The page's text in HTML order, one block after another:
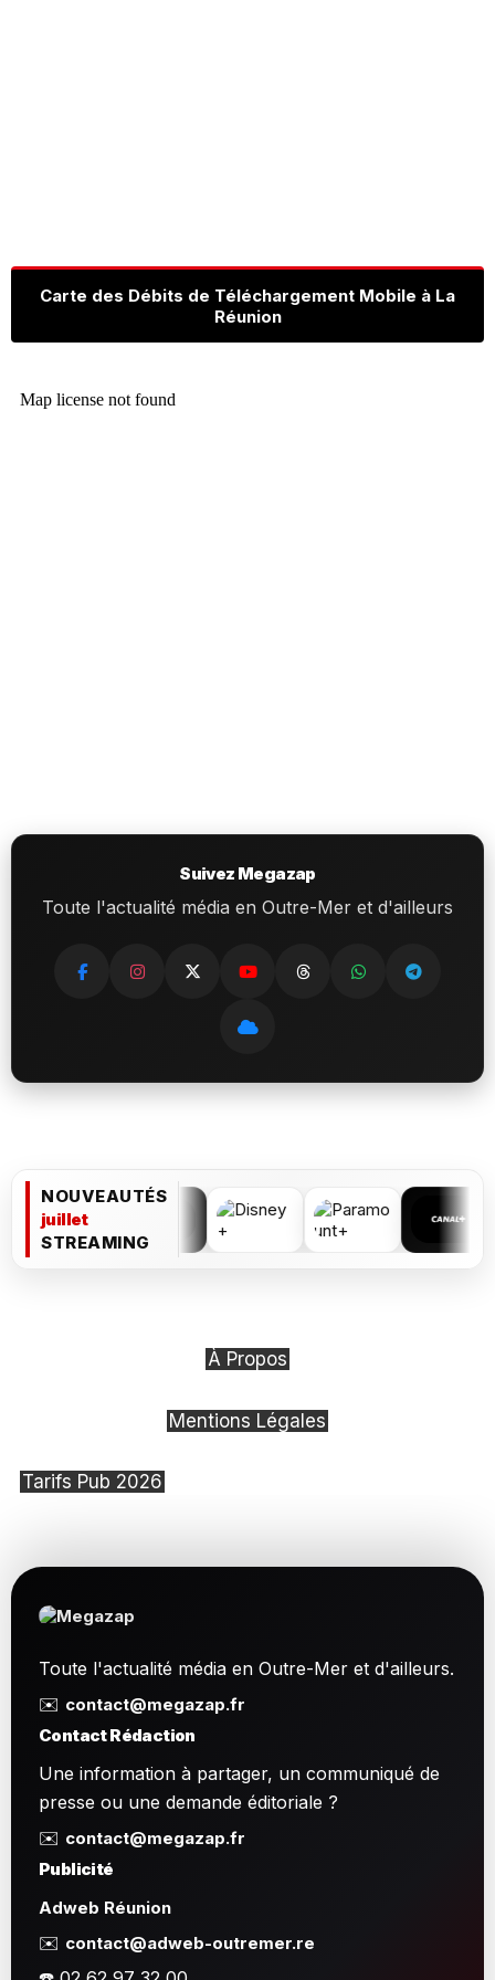
Carte des Débits de Téléchargement Mobile à La
Réunion
Suivez Megazap
Toute l'actualité média en Outre-Mer et d'ailleurs
NOUVEAUTÉS
juillet
STREAMING
À Propos
Mentions Légales
Tarifs Pub 2026
Toute l'actualité média en Outre-Mer et d'ailleurs.
✉️ contact@megazap.fr
Contact Rédaction
Une information à partager, un communiqué de
presse ou une demande éditoriale ?
✉️ contact@megazap.fr
Publicité
Adweb Réunion
✉️ contact@adweb-outremer.re